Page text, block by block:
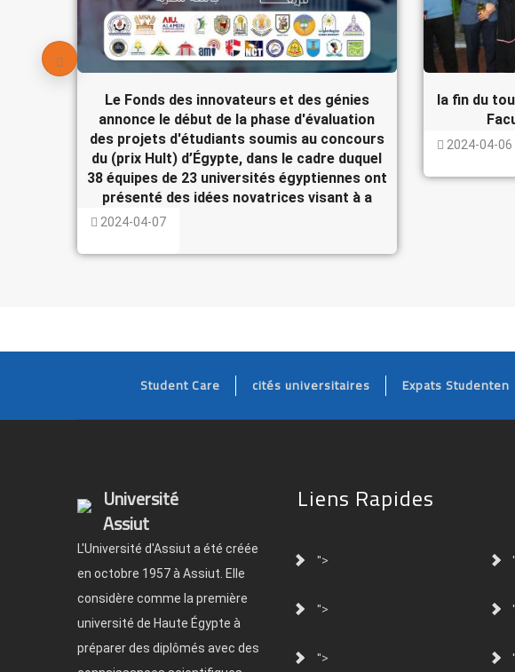
Le Fonds des innovateurs et des génies
annonce le début de la phase d'évaluation
des projets d'étudiants soumis au concours
du (prix Hult) d’Égypte, dans le cadre duquel
38 équipes de 23 universités égyptiennes ont
présenté des idées novatrices visant à a
2024-04-07
la fin du
2024-04-06
Student Care cités universitaires Expats Studenten
Université
Assiut
L'Université d'Assiut a été créée
en octobre 1957 à Assiut. Elle
considère comme la première
université de Haute Égypte à
préparer des diplômés avec des
Liens Rapides
">
">
">